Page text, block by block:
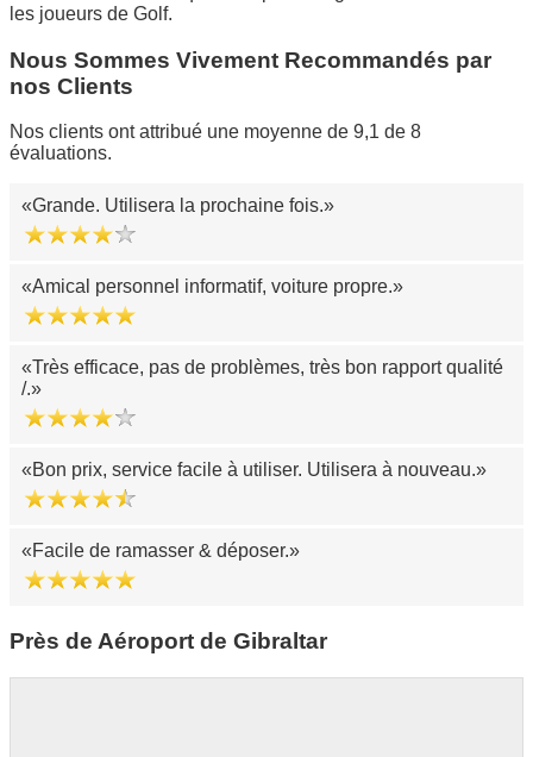
les joueurs de Golf.
Nous Sommes Vivement Recommandés par
nos Clients
Nos clients ont attribué une moyenne de 9,1 de 8
évaluations.
Grande. Utilisera la prochaine fois.
Amical personnel informatif, voiture propre.
Très efficace, pas de problèmes, très bon rapport qualité
/.
Bon prix, service facile à utiliser. Utilisera à nouveau.
Facile de ramasser & déposer.
Près de Aéroport de Gibraltar